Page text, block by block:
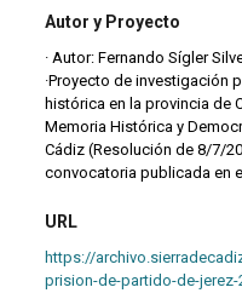
Autor y Proyecto
· Autor: Fernando Sígler
·Proyecto de investigación
histórica en la provincia de
Memoria Histórica y
Cádiz (Resolución de 8/7/
convocatoria publicada en
URL
https://
prision-de-partido-de-